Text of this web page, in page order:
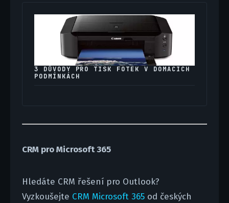
3 DŮVODY PRO TISK FOTEK V DOMÁCÍCH
PODMÍNKÁCH
CRM pro Microsoft 365
Hledáte CRM řešení pro Outlook?
Vyzkoušejte CRM Microsoft 365od českých